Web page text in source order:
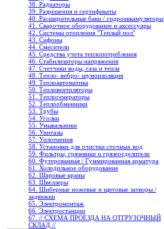
38. Радиаторы
39. Разрешения и сертификаты
40. Расширительные баки / гидроаккамуляторы
41. Сварочное оборудование и аксессуары
42. Системы отопления "Теплый пол"
43. Сифоны
44. Смесители
45. Средства учета теплопотребления
46. Стабилизаторы напряжения
47. Счетчики воды, газа и тепла
48. Тепло- вибро- шумоизоляция
49. Теплоавтоматика
50. Тепловентиляторы
51. Теплогенераторы
52. Теплообменники
53. Трубы
54. Уголки
55. Умывальники
56. Унитазы
57. Уплотнения
58. Установки для очистки сточных вод
59. Фильтры, грязевики и грязеотделители
60. Футерованная / Гуммированная арматура
61. Холодильное oборудование
62. Шаровые краны
63. Швеллеры
64. Шиберные ножевые и щитовые затворы /
задвижки
65. Электромонтаж
66. Электростанции
67. // СХЕМА ПРОЕЗДА НА ОТГРУЗОЧНЫЙ
СКЛАД //